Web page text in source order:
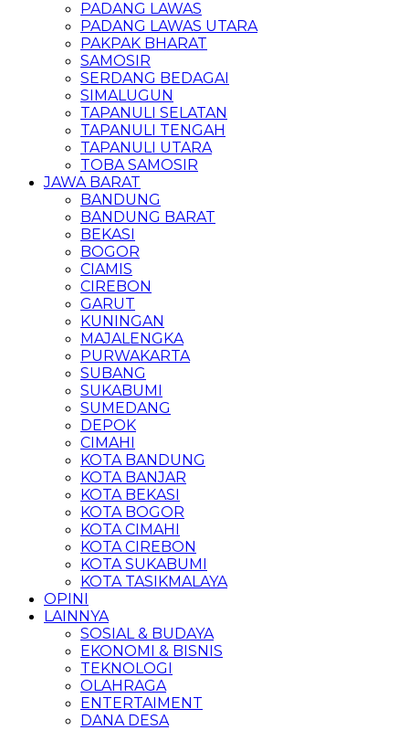
PADANG LAWAS
PADANG LAWAS UTARA
PAKPAK BHARAT
SAMOSIR
SERDANG BEDAGAI
SIMALUGUN
TAPANULI SELATAN
TAPANULI TENGAH
TAPANULI UTARA
TOBA SAMOSIR
JAWA BARAT
BANDUNG
BANDUNG BARAT
BEKASI
BOGOR
CIAMIS
CIREBON
GARUT
KUNINGAN
MAJALENGKA
PURWAKARTA
SUBANG
SUKABUMI
SUMEDANG
DEPOK
CIMAHI
KOTA BANDUNG
KOTA BANJAR
KOTA BEKASI
KOTA BOGOR
KOTA CIMAHI
KOTA CIREBON
KOTA SUKABUMI
KOTA TASIKMALAYA
OPINI
LAINNYA
SOSIAL & BUDAYA
EKONOMI & BISNIS
TEKNOLOGI
OLAHRAGA
ENTERTAIMENT
DANA DESA